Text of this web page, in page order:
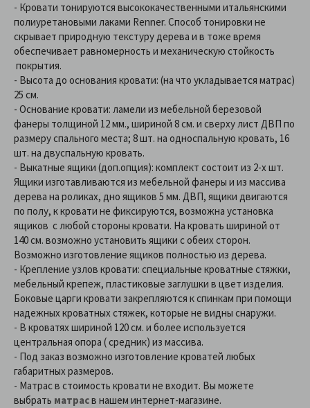
- Кровати тонируются высококачественными итальянскими
полиуретановыми лаками Renner. Способ тонировки не
скрывает природную текстуру дерева и в тоже время
обеспечивает равномерность и механическую стойкость
покрытия.
- Высота до основания кровати: (на что укладывается матрас)
25 см.
- Основание кровати: ламели из мебельной березовой
фанеры толщиной 12 мм., шириной 8 см. и сверху лист ДВП по
размеру спального места; 8 шт. на односпальную кровать, 16
шт. на двуспальную кровать.
- Выкатные ящики (доп.опция): комплект состоит из 2-х шт.
Ящики изготавливаются из мебельной фанеры и из массива
дерева на роликах, дно ящиков 5 мм. ДВП, ящики двигаются
по полу, к кровати не фиксируются, возможна установка
ящиков с любой стороны кровати. На кровать шириной от
140 см. возможно установить ящики с обеих сторон.
Возможно изготовление ящиков полностью из дерева.
- Крепление узлов кровати: специальные кроватные стяжки,
мебельный крепеж, пластиковые заглушки в цвет изделия.
Боковые царги кровати закрепляются к спинкам при помощи
надежных кроватных стяжек, которые не видны снаружи.
- В кроватях шириной 120 см. и более используется
центральная опора ( средник) из массива.
- Под заказ возможно изготовление кроватей любых
габаритных размеров.
- Матрас в стоимость кровати не входит. Вы можете
выбрать матрасв нашем интернет-магазине.